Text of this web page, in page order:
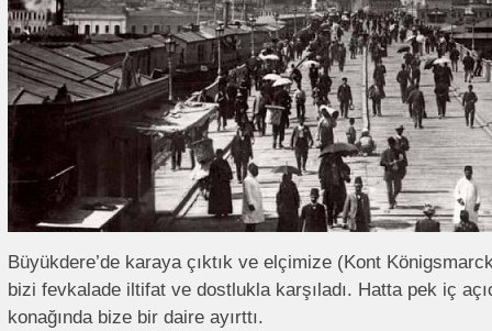
Büyükdere’de karaya çıktık ve elçimize (Kont
bizi fevkalade iltifat ve dostlukla karşıladı. Hatta pek iç
konağında bize bir daire ayırttı.